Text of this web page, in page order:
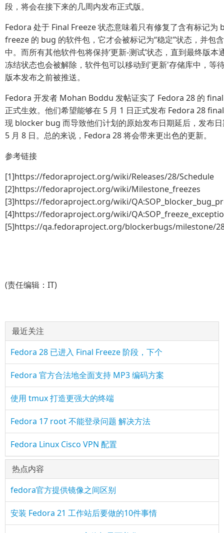
段，将会在接下来的几周内发布正式版。
Fedora 处于 Final Freeze 状态意味着只有修复了含有标记为
freeze 的 bug 的软件包，它才会被标记为“稳定”状态，并包
中。而所有其他软件包将保持‘更新-测试’状态，直到最终版本
冻结状态也会被解除，软件包可以移动到'更新'存储库中，等
版本发布之前被推送。
Fedora 开发者 Mohan Boddu 发帖证实了 Fedora 28 的
正式生效。他们希望能够在 5 月 1 日正式发布 Fedora 28
现 blocker bug 而导致他们计划的原始发布日期延后，发布
5 月 8 日。总的来说，Fedora 28 将会带来更出色的更新。
参考链接
[1]https://fedoraproject.org/wiki/Releases/28/Schedule
[2]https://fedoraproject.org/wiki/Milestone_freezes
[3]https://fedoraproject.org/wiki/
[4]https://fedoraproject.org/wiki/
[5]https://qa.fedoraproject.org/blockerbugs/milestone/
(责任编辑：IT)
最近关注
Fedora 28 已进入 Final Freeze 阶段，下个
Fedora 官方合法地全面支持 MP3 编码方案
使用 tmux 打造更强大的终端
Fedora 17 root 不能登录问题 解决方法
Fedora Linux Cisco VPN 配置
热点内容
fedora官方提供镜像之间区别
安装 Fedora 21 工作站后要做的10件事情